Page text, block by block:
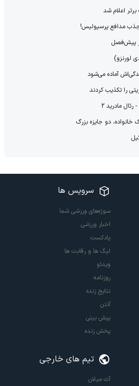
اعلام شد
جذب مدافع پرسپولیس!
پیش‌فصل
لورنزو)
آماده می‌شود
را تکذیب کردند
خانواده، دو جایزه بزرگ
سرویس ها
سوژه‌های ورزشی شما
اخبار ورزشی
پادکست
لیگ ها و رقابت ها
ویدئو
روزنامه
نتایج زنده
آنتن
پیش بینی
پخش زنده
تیم های خارجی
آث میلان